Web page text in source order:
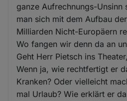
ganze Aufrechnungs-Unsinn
man sich mit dem Aufbau
Milliarden Nicht-Europäern
Wo fangen wir denn da an
Geht Herr Pietsch ins
Wenn ja, wie rechtfertigt er
Kranken? Oder vielleicht
mal Urlaub? Wie erklärt er